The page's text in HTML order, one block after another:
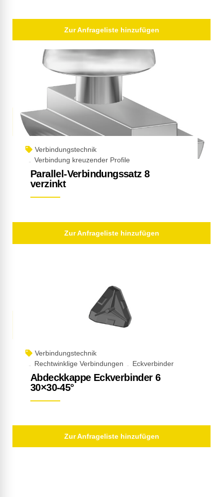
Zur Anfrageliste hinzufügen
Verbindungstechnik
Verbindung kreuzender Profile
Parallel-Verbindungssatz 8
verzinkt
Zur Anfrageliste hinzufügen
Verbindungstechnik
Rechtwinklige Verbindungen
Eckverbinder
Abdeckkappe Eckverbinder 6
30×30-45°
Zur Anfrageliste hinzufügen